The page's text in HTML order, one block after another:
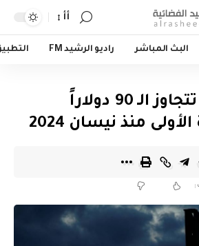
أأ
البث المباشر راديو الرشيد FM
أسعار النفط تتجاوز الـ 90 دولاراً
منذ نيسان 2024